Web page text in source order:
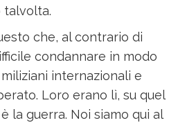
talvolta.
che, al contrario di
condannare in modo
internazionali e
Loro erano lì, su quel
la guerra. Noi siamo qui al